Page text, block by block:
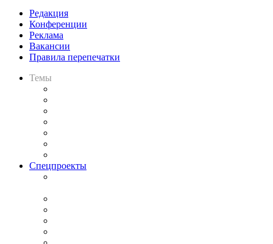
Редакция
Конференции
Реклама
Вакансии
Правила перепечатки
Темы
Спецпроекты